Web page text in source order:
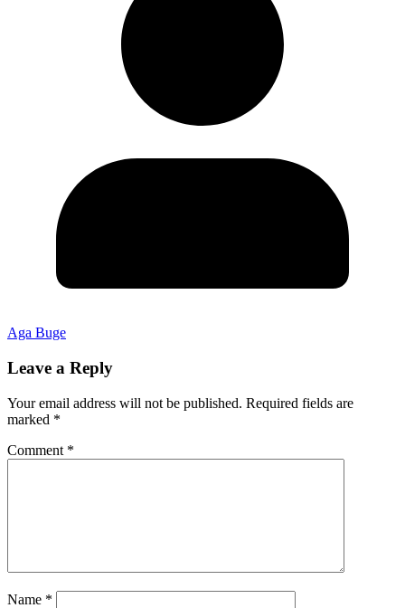
Aga Buge
Leave a Reply
Your email address will not be published. Required fields are
marked *
Comment *
Name *